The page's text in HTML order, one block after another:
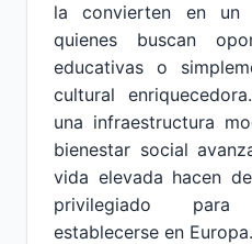
la convierten en un
quienes buscan
educativas o
cultural
una infraestructura
bienestar social
vida elevada hacen
privilegiado
establecerse en Europa.